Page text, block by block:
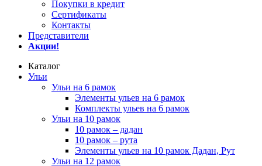
Покупки в кредит
Сертификаты
Контакты
Представители
Акции!
Каталог
Ульи
Ульи на 6 рамок
Элементы ульев на 6 рамок
Комплекты ульев на 6 рамок
Ульи на 10 рамок
10 рамок – дадан
10 рамок – рута
Элементы ульев на 10 рамок Дадан, Рут
Ульи на 12 рамок